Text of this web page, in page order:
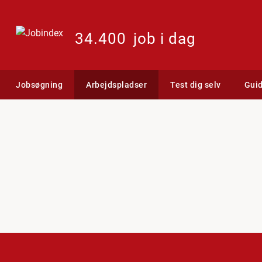
34.400 job i dag
Jobsøgning Arbejdspladser Test dig selv